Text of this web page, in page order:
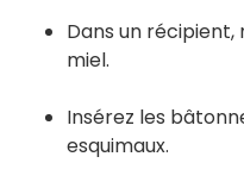
Dans un
miel.
Insérez les
esquimaux.